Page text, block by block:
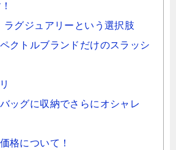
ラグジュアリーという選択肢
クトルブランドだけのスラッシ
ッグに収納でさらにオシャレ
格について！